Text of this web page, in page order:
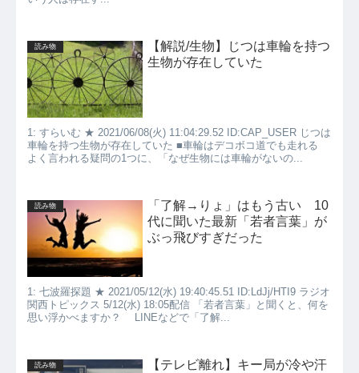
読み物
【解説/生物】じつは車輪を持つ
生物が存在していた
1: すらいむ ★ 2021/06/08(火) 11:04:29.52 ID:CAP_USER じつは
車輪を持つ生物が存在していた ■車輪はデコボコ道でも走れる
よく言われる疑問の1つに、「なぜ生物には車輪がないの...
読み物
「了解→りょ」はもう古い 10
代に聞いた最新「若者言葉」が
ぶっ飛びすぎだった
1: 七波羅探題 ★ 2021/05/12(水) 19:40:45.51 ID:LdJj/HTI9 ラジオ
関西トピックス 5/12(水) 18:05配信 「若者言葉」と聞くと、何を
思い浮かべますか？ LINEなどで「了解...
読み物
【テレビ離れ】キー局が冷や汗